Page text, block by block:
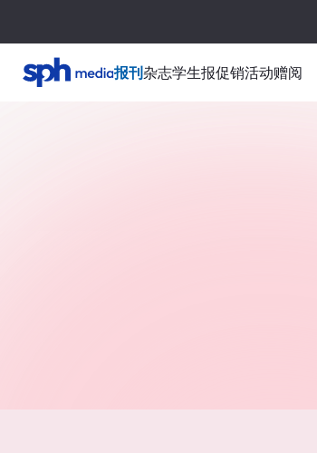
报刊杂志学生报促销活动赠阅